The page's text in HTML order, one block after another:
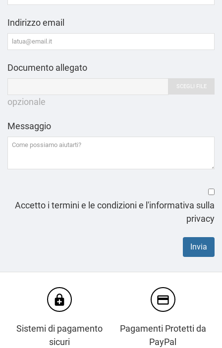
Indirizzo email
Documento allegato
SCEGLI FILE
opzionale
Messaggio
Accetto i termini e le condizioni e l'informativa sulla
privacy
enhanced_encryption
Sistemi di pagamento
sicuri
credit_card
Pagamenti Protetti da
PayPal